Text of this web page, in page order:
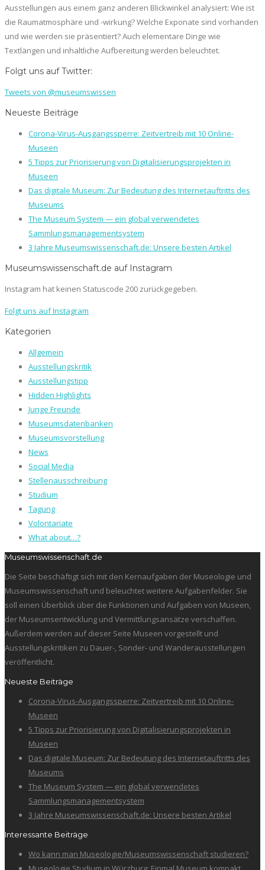
Ausstellungen aus einem ganz anderen Blickwinkel analysiert: Wie ist
die Raumatmosphäre und -wirkung? Welche Exponate sind vorhanden
und wie werden sie präsentiert? Auch elementare Dinge wie
Textlängen und inhaltliche Aufbereitung werden beleuchtet.
Folgt uns auf Twitter:
Tweets von @museumswissen
Neueste Beiträge
Corona-Virus-Ausgangssperre: Zeitvertreib mit 10 Online-
Museen
5 Tipps zur Priorisierung von Digitalisierungsprojekten in
Museen
Das digitale Museum: Zur Bedeutung des Internetauftritts des
Museums
The Museum System — ein global verwendetes
Sammlungsmanagementsystem
3 Jahre Museumswissenschaft.de: Unsere besten Artikel
Museumswissenschaft.de auf Instagram
Instagram hat keinen Statuscode 200 zurückgegeben.
Folgt uns auf Instagram
Kategorien
Allgemein
Ausstellungskritik
Ausstellungstipp
Hidden Highlights
Junge Freunde
Museumsdatenbanken
Museumsvorstellung
News
Social Media
Stellenausschreibung
Studium
Tagung
Volontariate
What about…?
Museumswissenschaft.de
Die Seite beschäftigt sich mit den Kernaufgaben der Museologie und
Museumswissenschaft und beleuchtet weitere Aufgabenfelder. Sie
soll einen Überblick über die Funktionen und Aufgaben von Museen,
der Museumsentwicklung und Vermittlungsansätze verschaffen.
Außerdem werden auf dieser Seite Museen vorgestellt und
Ausstellungskritiken zu Dauer-, Sonder- und Wanderausstellungen
veröffentlicht.
Neueste Beiträge
Corona-Virus-Ausgangssperre: Zeitvertreib mit 10 Online-
Museen
5 Tipps zur Priorisierung von Digitalisierungsprojekten in
Museen
Das digitale Museum: Zur Bedeutung des Internetauftritts des
Museums
The Museum System — ein global verwendetes
Sammlungsmanagementsystem
3 Jahre Museumswissenschaft.de: Unsere besten Artikel
Interessante Beiträge
Wo kann man Museologie/Museumswissenschaft studieren?